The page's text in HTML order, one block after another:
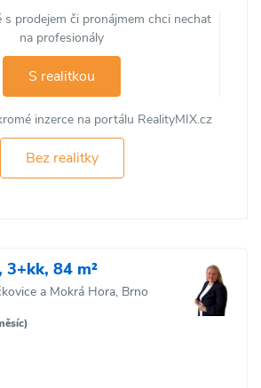
s prodejem či pronájmem chci nechat
na profesionály
S realitkou
inzerce na portálu RealityMIX.cz
Bez realitky
84 m²
a Mokrá Hora, Brno